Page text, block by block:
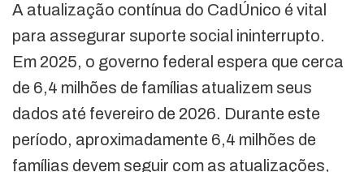
A atualização contínua do CadÚnico é vital
para assegurar suporte social ininterrupto.
Em 2025, o governo federal espera que cerca
de 6,4 milhões de famílias atualizem seus
dados até fevereiro de 2026. Durante este
período, aproximadamente 6,4 milhões de
famílias devem seguir com as atualizações,